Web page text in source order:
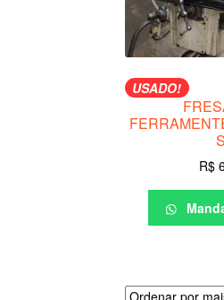
USADO!
R$